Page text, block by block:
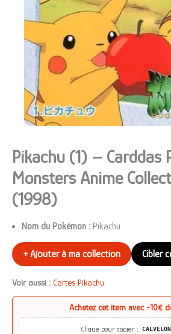
Pikachu (1) – Carddas
Monsters Anime
(1998)
Nom du Pokémon :Pikachu
+ Ajouter à ma collection Cibler
Voir aussi : Cartes Pikachu
Achetez cet item avec -10€
Clique pour copier :